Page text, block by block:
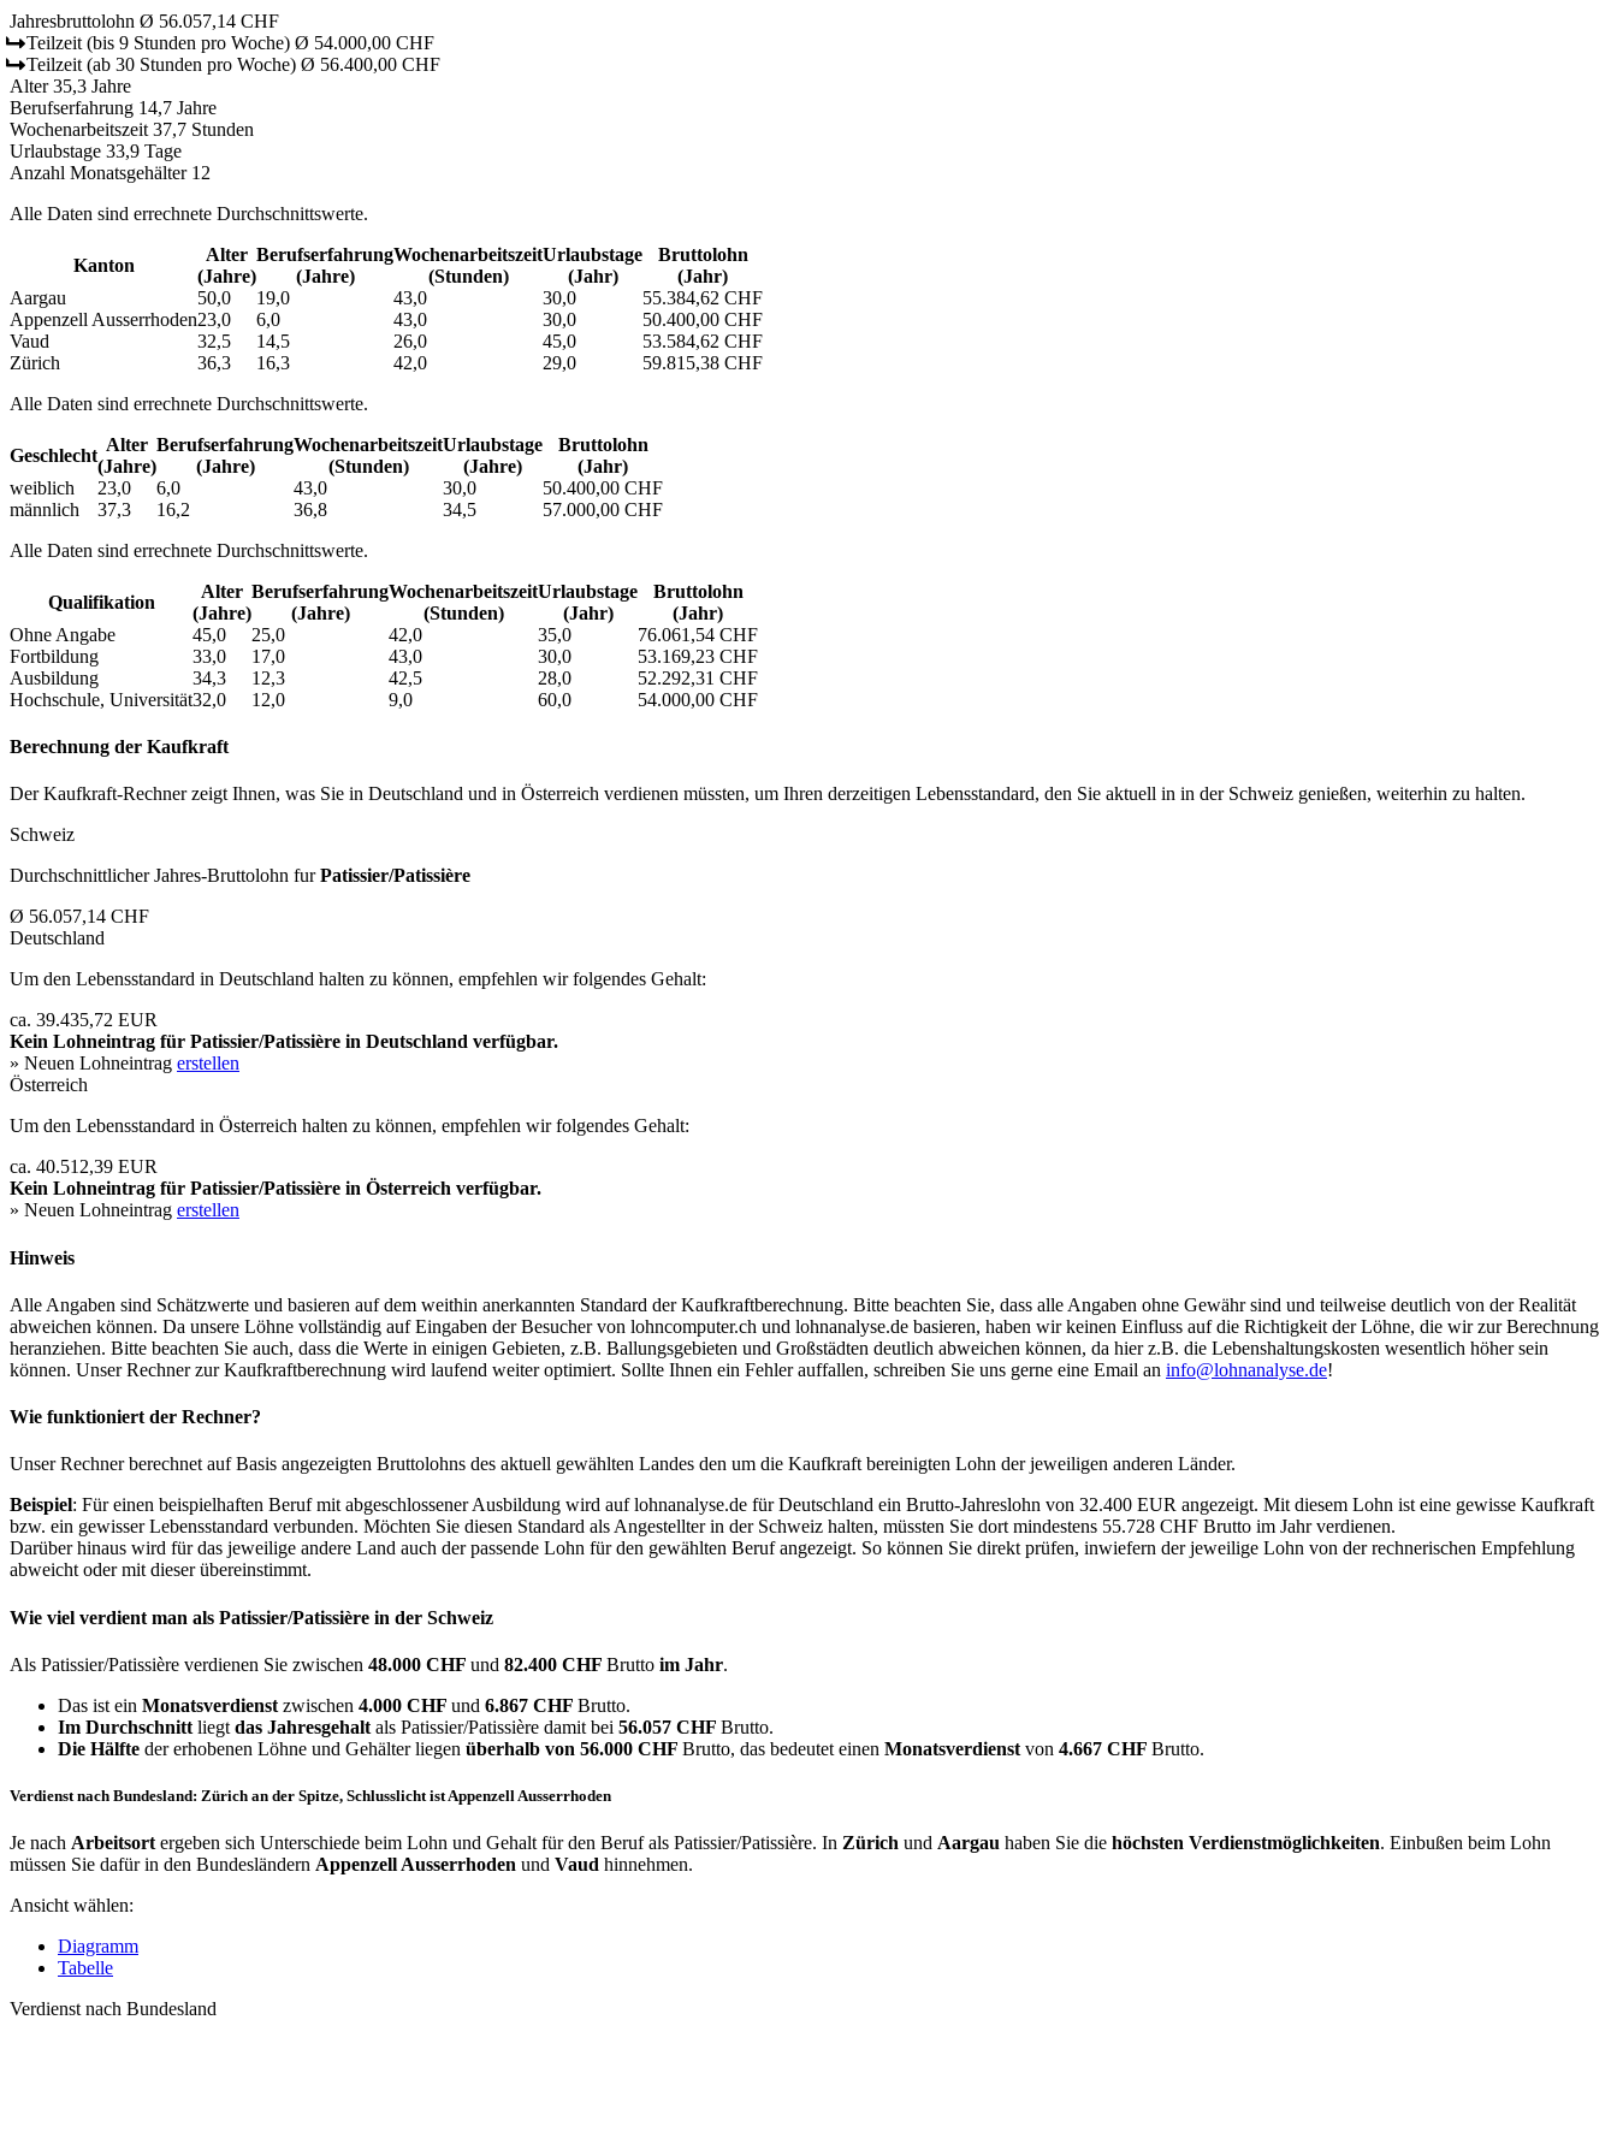
Jahresbruttolohn Ø 56.057,14 CHF
Teilzeit (bis 9 Stunden pro Woche) Ø 54.000,00 CHF
Teilzeit (ab 30 Stunden pro Woche) Ø 56.400,00 CHF
Alter 35,3 Jahre
Berufserfahrung 14,7 Jahre
Wochenarbeitszeit 37,7 Stunden
Urlaubstage 33,9 Tage
Anzahl Monatsgehälter 12
Alle Daten sind errechnete Durchschnittswerte.
Kanton
Alter
(Jahre)
Berufs­erfahrung
(Jahre)
Wochen­arbeitszeit
(Stunden)
Urlaubs­tage
(Jahr)
Bruttolohn
(Jahr)
Aargau
50,0 19,0 43,0 30,0
55.384,62 CHF
Appenzell Ausserrhoden23,0 6,0 43,0 30,0
50.400,00 CHF
Vaud
32,5 14,5 26,0 45,0
53.584,62 CHF
Zürich
36,3 16,3 42,0 29,0
59.815,38 CHF
Alle Daten sind errechnete Durchschnittswerte.
Geschlecht
Alter
(Jahre)
Berufs­erfahrung
(Jahre)
Wochen­arbeitszeit
(Stunden)
Urlaubs­tage
(Jahre)
Bruttolohn
(Jahr)
weiblich
23,0 6,0 43,0 30,0
50.400,00 CHF
männlich
37,3 16,2 36,8 34,5
57.000,00 CHF
Alle Daten sind errechnete Durchschnittswerte.
Qualifikation
Alter
(Jahre)
Berufs­erfahrung
(Jahre)
Wochen­arbeitszeit
(Stunden)
Urlaubs­tage
(Jahr)
Bruttolohn
(Jahr)
Ohne Angabe
45,0 25,0 42,0 35,0
76.061,54 CHF
Fortbildung
33,0 17,0 43,0 30,0
53.169,23 CHF
Ausbildung
34,3 12,3 42,5 28,0
52.292,31 CHF
Hochschule, Universität32,0 12,0 9,0 60,0 54.000,00 CHF
Berechnung der Kaufkraft
Der Kaufkraft-Rechner zeigt Ihnen, was Sie in Deutschland und in Österreich verdienen müssten, um Ihren derzeitigen Lebensstandard, den Sie aktuell in in der Schweiz genießen, weiterhin zu halten.
Schweiz
Durchschnittlicher Jahres-Bruttolohn furPatissier/Patissière
Ø 56.057,14 CHF
Deutschland
Um den Lebensstandard in Deutschland halten zu können, empfehlen wir folgendes Gehalt:
ca. 39.435,72 EUR
Kein Lohneintrag für Patissier/Patissière in Deutschland verfügbar.
» Neuen Lohneintrag erstellen
Österreich
Um den Lebensstandard in Österreich halten zu können, empfehlen wir folgendes Gehalt:
ca. 40.512,39 EUR
Kein Lohneintrag für Patissier/Patissière in Österreich verfügbar.
» Neuen Lohneintrag erstellen
Hinweis
Alle Angaben sind Schätzwerte und basieren auf dem weithin anerkannten Standard der Kaufkraftberechnung. Bitte beachten Sie, dass alle Angaben ohne Gewähr sind und teilweise deutlich von der Realität
abweichen können. Da unsere Löhne vollständig auf Eingaben der Besucher von lohncomputer.ch und lohnanalyse.de basieren, haben wir keinen Einfluss auf die Richtigkeit der Löhne, die wir zur Berechnung
heranziehen. Bitte beachten Sie auch, dass die Werte in einigen Gebieten, z.B. Ballungsgebieten und Großstädten deutlich abweichen können, da hier z.B. die Lebenshaltungskosten wesentlich höher sein
können. Unser Rechner zur Kaufkraftberechnung wird laufend weiter optimiert. Sollte Ihnen ein Fehler auffallen, schreiben Sie uns gerne eine Email an info@lohnanalyse.de!
Wie funktioniert der Rechner?
Unser Rechner berechnet auf Basis angezeigten Bruttolohns des aktuell gewählten Landes den um die Kaufkraft bereinigten Lohn der jeweiligen anderen Länder.
Beispiel: Für einen beispielhaften Beruf mit abgeschlossener Ausbildung wird auf lohnanalyse.de für Deutschland ein Brutto-Jahreslohn von 32.400 EUR angezeigt. Mit diesem Lohn ist eine gewisse Kaufkraft
bzw. ein gewisser Lebensstandard verbunden. Möchten Sie diesen Standard als Angestellter in der Schweiz halten, müssten Sie dort mindestens 55.728 CHF Brutto im Jahr verdienen.
Darüber hinaus wird für das jeweilige andere Land auch der passende Lohn für den gewählten Beruf angezeigt. So können Sie direkt prüfen, inwiefern der jeweilige Lohn von der rechnerischen Empfehlung
abweicht oder mit dieser übereinstimmt.
Wie viel verdient man als Patissier/Patissière in der Schweiz
Als Patissier/Patissière verdienen Sie zwischen 48.000 CHF und 82.400 CHF Brutto im Jahr.
Das ist ein Monatsverdienst zwischen 4.000 CHF und 6.867 CHF Brutto.
Im Durchschnitt liegt das Jahresgehalt als Patissier/Patissière damit bei 56.057 CHF Brutto.
Die Hälfte der erhobenen Löhne und Gehälter liegen überhalb von 56.000 CHF Brutto, das bedeutet einen Monatsverdienst von 4.667 CHF Brutto.
Verdienst nach Bundesland: Zürich an der Spitze, Schlusslicht ist Appenzell Ausserrhoden
Je nach Arbeitsort ergeben sich Unterschiede beim Lohn und Gehalt für den Beruf als Patissier/Patissière. In Zürich und Aargau haben Sie die höchsten Verdienstmöglichkeiten. Einbußen beim Lohn
müssen Sie dafür in den Bundesländern Appenzell Ausserrhoden und Vaud hinnehmen.
Ansicht wählen:
Diagramm
Tabelle
Verdienst nach Bundesland